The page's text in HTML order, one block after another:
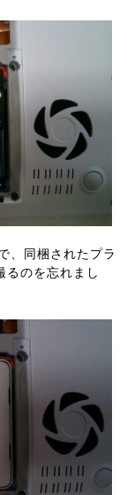
、同梱されたプラ
るのを忘れまし